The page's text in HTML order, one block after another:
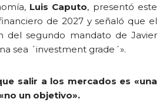
Luis Caputo, presentó este
de 2027 y señaló que el
del segundo mandato de Javier
sea ´investment grade´».
salir a los mercados es «una
un objetivo».